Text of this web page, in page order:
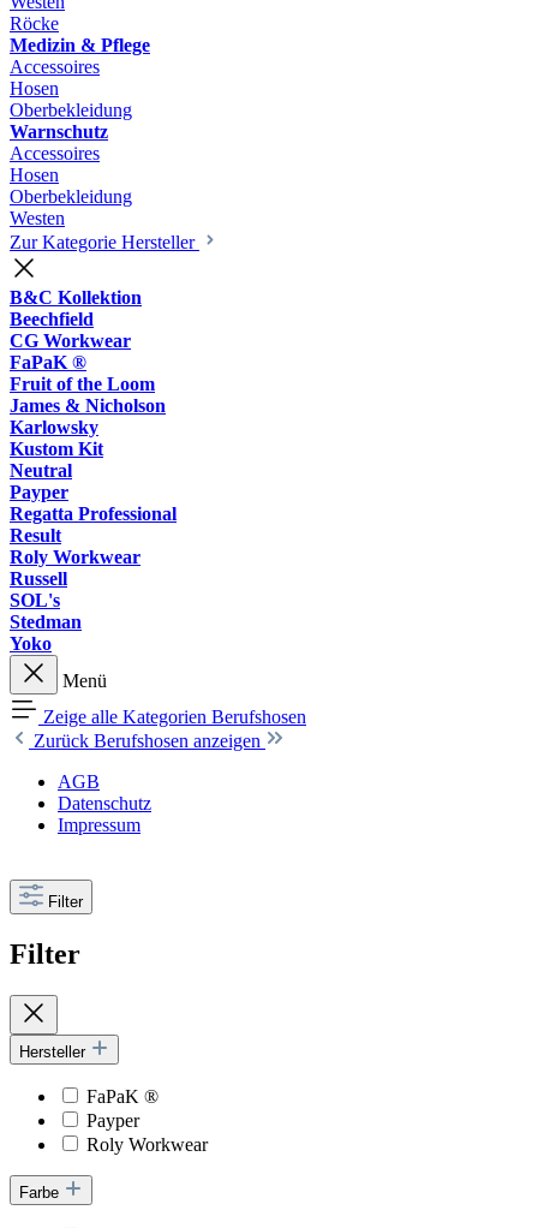
Röcke
Medizin & Pflege
Accessoires
Hosen
Oberbekleidung
Warnschutz
Accessoires
Hosen
Oberbekleidung
Westen
Zur Kategorie Hersteller
B&C Kollektion
Beechfield
CG Workwear
FaPaK ®
Fruit of the Loom
James & Nicholson
Karlowsky
Kustom Kit
Neutral
Payper
Regatta Professional
Result
Roly Workwear
Russell
SOL's
Stedman
Yoko
Menü
Zeige alle Kategorien Berufshosen
Zurück Berufshosen anzeigen
AGB
Datenschutz
Impressum
Filter
Filter
Hersteller
FaPaK ®
Payper
Roly Workwear
Farbe